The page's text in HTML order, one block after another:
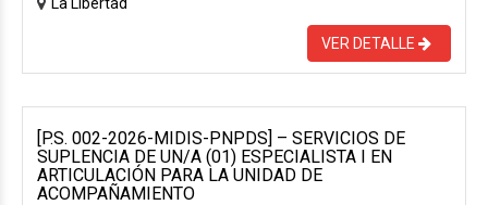
VER DETALLE
[P.S. 002-2026-MIDIS-PNPDS] – SERVICIOS DE
SUPLENCIA DE UN/A (01) ESPECIALISTA I EN
ARTICULACIÓN PARA LA UNIDAD DE
ACOMPAÑAMIENTO